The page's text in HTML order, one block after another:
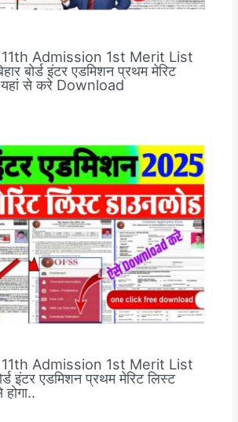
Admission 1st Merit List
बोर्ड इंटर एडमिशन प्रथम मेरिट
यहां से करे Download
Admission 1st Merit List
इंटर एडमिशन प्रथम मेरिट लिस्ट